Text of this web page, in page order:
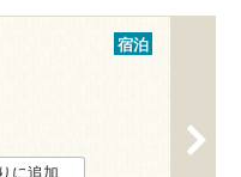
宿泊
に追加